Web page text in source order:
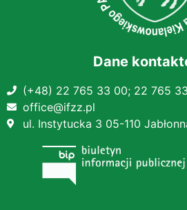
Dane
(+48) 22 765 33 00; 22 765
office@ifzz.pl
ul. Instytucka 3 05-110